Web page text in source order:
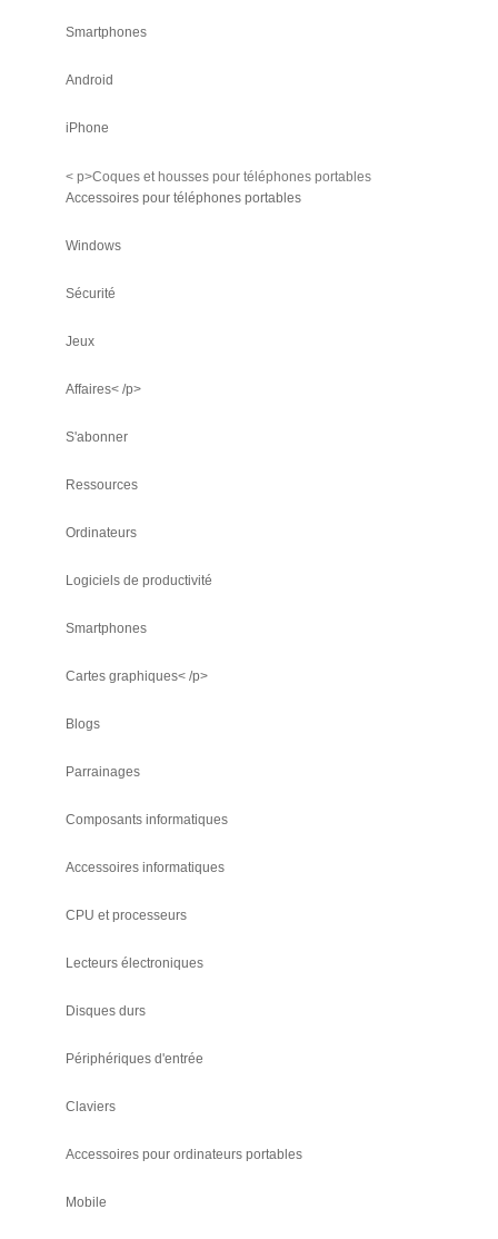
Smartphones
Android
iPhone
< p>Coques et housses pour téléphones portables
Accessoires pour téléphones portables
Windows
Sécurité
Jeux
Affaires< /p>
S'abonner
Ressources
Ordinateurs
Logiciels de productivité
Smartphones
Cartes graphiques< /p>
Blogs
Parrainages
Composants informatiques
Accessoires informatiques
CPU et processeurs
Lecteurs électroniques
Disques durs
Périphériques d'entrée
Claviers
Accessoires pour ordinateurs portables
Mobile